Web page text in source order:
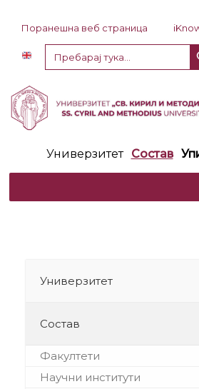
Поранешна веб страница
Пребарај
за:
Универзитет Состав
Универзитет
Состав
Факултети
Научни институти